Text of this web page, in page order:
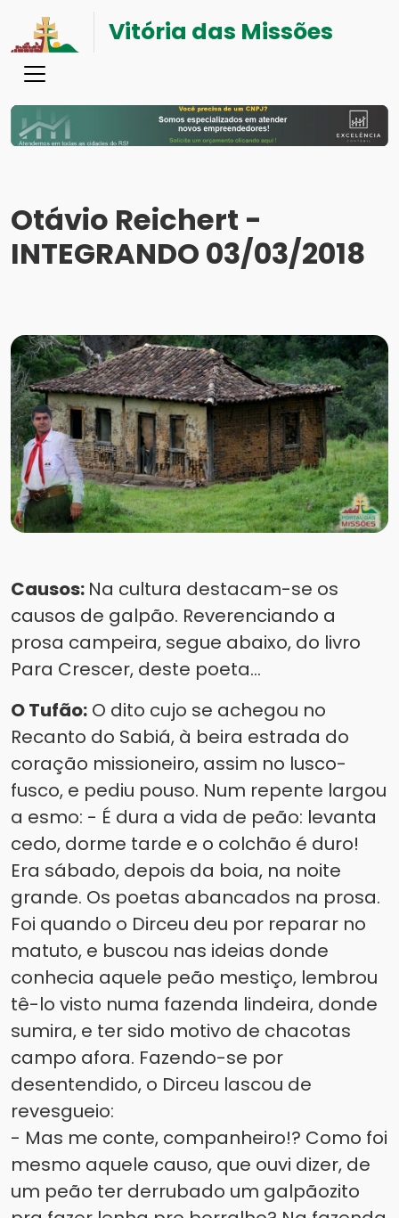
Vitória das Missões
Otávio Reichert -
INTEGRANDO 03/03/2018
Causos: Na cultura destacam-se os
causos de galpão. Reverenciando a
prosa campeira, segue abaixo, do livro
Para Crescer, deste poeta...
O Tufão: O dito cujo se achegou no
Recanto do Sabiá, à beira estrada do
coração missioneiro, assim no lusco-
fusco, e pediu pouso. Num repente largou
a esmo: - É dura a vida de peão: levanta
cedo, dorme tarde e o colchão é duro!
Era sábado, depois da boia, na noite
grande. Os poetas abancados na prosa.
Foi quando o Dirceu deu por reparar no
matuto, e buscou nas ideias donde
conhecia aquele peão mestiço, lembrou
tê-lo visto numa fazenda lindeira, donde
sumira, e ter sido motivo de chacotas
campo afora. Fazendo-se por
desentendido, o Dirceu lascou de
revesgueio:
- Mas me conte, companheiro!? Como foi
mesmo aquele causo, que ouvi dizer, de
um peão ter derrubado um galpãozito